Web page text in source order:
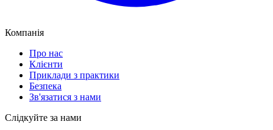
Компанія
Про нас
Клієнти
Приклади з практики
Безпека
Зв'язатися з нами
Слідкуйте за нами